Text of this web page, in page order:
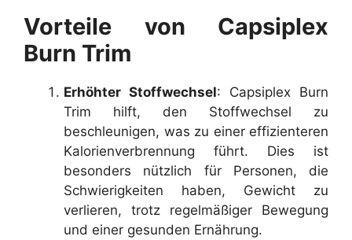
Vorteile von Capsiplex
Burn Trim
Erhöhter Stoffwechsel: Capsiplex Burn
Trim hilft, den Stoffwechsel zu
beschleunigen, was zu einer effizienteren
Kalorienverbrennung führt. Dies ist
besonders nützlich für Personen, die
Schwierigkeiten haben, Gewicht zu
verlieren, trotz regelmäßiger Bewegung
und einer gesunden Ernährung.